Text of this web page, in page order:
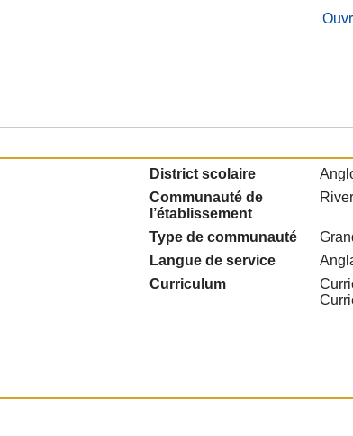
District scolaire
Communauté de
l’établissement
Type de communauté
Langue de service
Curriculum